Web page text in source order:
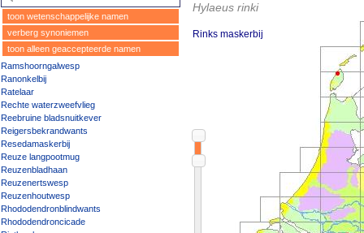
toon wetenschappelijke namen
verberg synoniemen
toon alleen geaccepteerde namen
Ramshoorngalwesp
Ranonkelbij
Ratelaar
Rechte waterzweefvlieg
Reebruine bladsnuitkever
Reigersbekrandwants
Resedamaskerbij
Reuze langpootmug
Reuzenbladhaan
Reuzenertswesp
Reuzenhoutwesp
Rhododendronblindwants
Rhododendroncicade
Hylaeus rinki
Rinks maskerbij